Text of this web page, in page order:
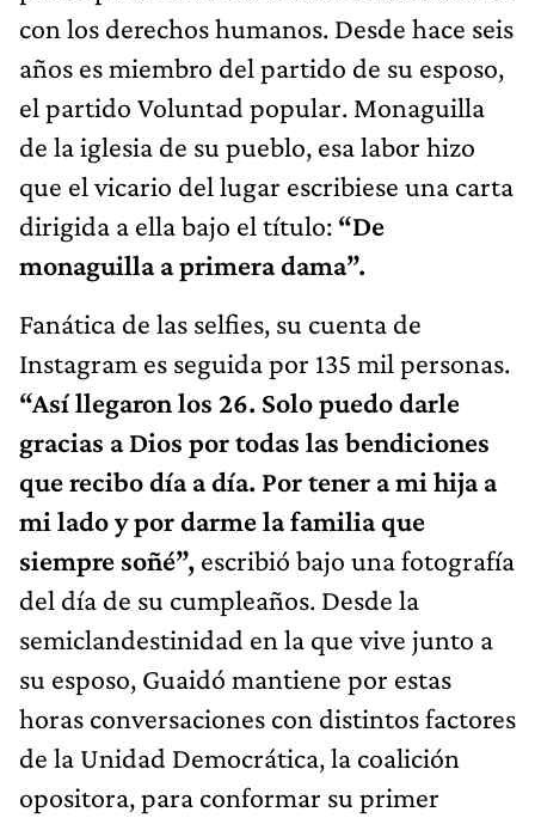
con los derechos humanos. Desde hace seis
años es miembro del partido de su esposo,
el partido Voluntad popular. Monaguilla
de la iglesia de su pueblo, esa labor hizo
que el vicario del lugar escribiese una carta
dirigida a ella bajo el título: “De
monaguilla a primera dama”.
Fanática de las selfies, su cuenta de
Instagram es seguida por 135 mil personas.
“Así llegaron los 26. Solo puedo darle
gracias a Dios por todas las bendiciones
que recibo día a día. Por tener a mi hija a
mi lado y por darme la familia que
siempre soñé”, escribió bajo una fotografía
del día de su cumpleaños. Desde la
semiclandestinidad en la que vive junto a
su esposo, Guaidó mantiene por estas
horas conversaciones con distintos factores
de la Unidad Democrática, la coalición
opositora, para conformar su primer